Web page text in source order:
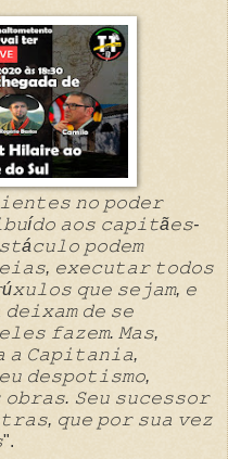
𝚗𝚘 𝚙𝚘𝚍𝚎𝚛
𝚊𝚘𝚜 𝚌𝚊𝚙𝚒𝚝ã𝚎𝚜-
𝚙𝚘𝚍𝚎𝚖
𝚎𝚡𝚎𝚌𝚞𝚝𝚊𝚛 𝚝𝚘𝚍𝚘𝚜
𝚚𝚞𝚎 𝚜𝚎𝚓𝚊𝚖, 𝚎
𝚍𝚎 𝚜𝚎
𝚏𝚊𝚣𝚎𝚖. 𝙼𝚊𝚜,
𝚊 𝙲𝚊𝚙𝚒𝚝𝚊𝚗𝚒𝚊,
𝚍𝚎𝚜𝚙𝚘𝚝𝚒𝚜𝚖𝚘,
𝚂𝚎𝚞 𝚜𝚞𝚌𝚎𝚜𝚜𝚘𝚛
𝚚𝚞𝚎 𝚙𝚘𝚛 𝚜𝚞𝚊 𝚟𝚎𝚣
".